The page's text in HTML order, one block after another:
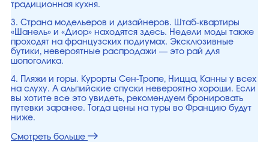
традиционная кухня.
3. Страна модельеров и дизайнеров. Штаб-квартиры
«Шанель» и «Диор» находятся здесь. Недели моды также
проходят на французских подиумах. Эксклюзивные
бутики, невероятные распродажи — это рай для
шопоголика.
4. Пляжи и горы. Курорты Сен-Тропе, Ницца, Канны у всех
на слуху. А альпийские спуски невероятно хороши. Если
вы хотите все это увидеть, рекомендуем бронировать
путевки заранее. Тогда цены на туры во Францию будут
ниже.
Смотреть больше